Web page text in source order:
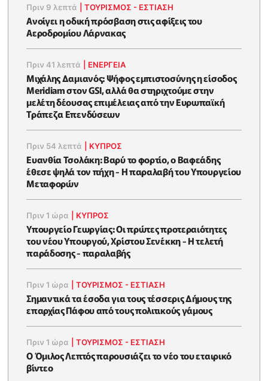
Πριν 9 λεπτά |ΤΟΥΡΙΣΜΟΣ - ΕΣΤΙΑΣΗ
Ανοίγει η οδική πρόσβαση στις αφίξεις του
Αεροδρομίου Λάρνακας
Πριν 41 λεπτά ΕΝΈΡΓΕΙΑ
Μιχάλης Δαμιανός: Ψήφος εμπιστοσύνης η είσοδος
Meridiam στον GSI, αλλά θα στηριχτούμε στην
μελέτη δέουσας επιμέλειας από την Ευρωπαϊκή
Τράπεζα Επενδύσεων
Πριν 54 λεπτά ΚΥΠΡΟΣ
Ευανθία Τσολάκη: Βαρύ το φορτίο, ο Βαφεάδης
έθεσε ψηλά τον πήχη - Η παραλαβή του Υπουργείου
Μεταφορών
Πριν 1 ώρα ΚΥΠΡΟΣ
Υπουργείο Γεωργίας: Οι πρώτες προτεραιότητες
του νέου Υπουργού, Χρίστου Σενέκκη - Η τελετή
παράδοσης - παραλαβής
Πριν 1 ώρα |ΤΟΥΡΙΣΜΟΣ - ΕΣΤΙΑΣΗ
Σημαντικά τα έσοδα για τους τέσσερις Δήμους της
επαρχίας Πάφου από τους πολιτικούς γάμους
Πριν 1 ώρα |ΤΟΥΡΙΣΜΟΣ - ΕΣΤΙΑΣΗ
Ο Όμιλος Λεπτός παρουσιάζει το νέο του εταιρικό
βίντεο